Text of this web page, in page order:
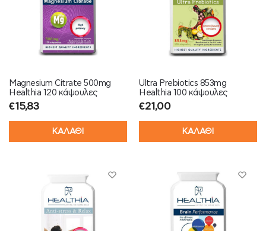
Magnesium Citrate 500mg
Healthia 120 κάψουλες
€15,83
ΚΑΛΑΘΙ
Ultra Prebiotics 853mg
Healthia 100 κάψουλες
€21,00
ΚΑΛΑΘΙ